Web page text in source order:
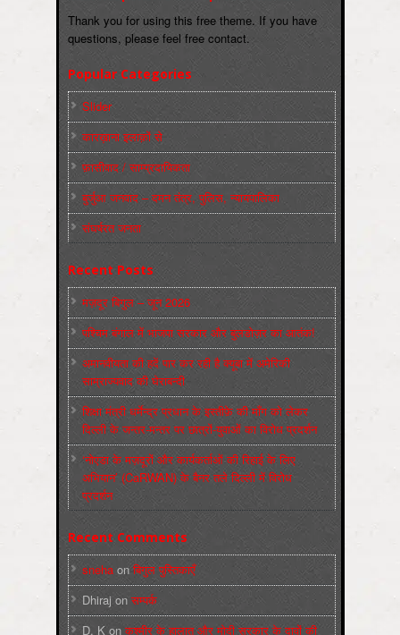
Thank you for using this free theme. If you have
questions, please feel free contact.
Popular Categories
Slider
कारख़ाना इलाक़ों से
फ़ासीवाद / साम्‍प्रदायिकता
बुर्जुआ जनवाद – दमन तंत्र, पुलिस, न्‍यायपालिका
संघर्षरत जनता
Recent Posts
मज़दूर बिगुल – जून 2026
पश्चिम बंगाल में भाजपा सरकार और बुलडोज़र का आतंक!
अमानवीयता की हदें पार कर रही है क्यूबा में अमेरिकी
साम्राज्यवाद की घेराबन्दी
शिक्षा मंत्री धर्मेन्द्र प्रधान के इस्तीफ़े की माँग को लेकर
दिल्ली के जन्तर-मन्तर पर छात्रों-युवाओं का विरोध प्रदर्शन
‘नोएडा के मज़दूरों और कार्यकर्ताओं की रिहाई के लिए
अभियान’ (CaRWAN) के बैनर तले दिल्ली में विरोध
प्रदर्शन
Recent Comments
sneha on बिगुल पुस्तिकाएँ
Dhiraj on सम्पर्क
D. K on कश्मीर के हालात और मोदी सरकार के दावों की